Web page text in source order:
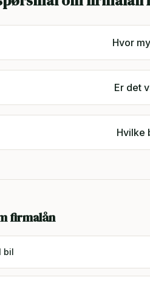
Hvor
Er det
Hvilke
firmalån
bil